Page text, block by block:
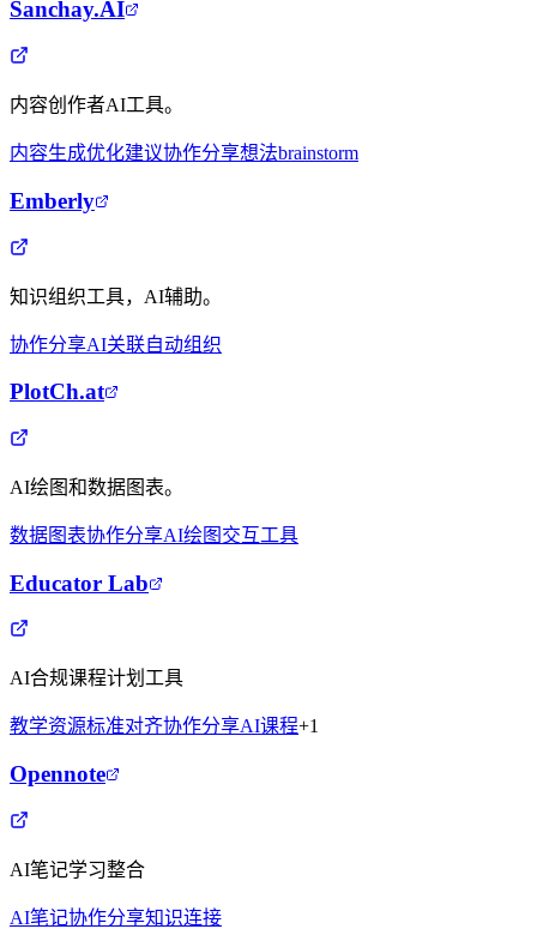
Sanchay.AI
内容创作者AI工具。
内容生成优化建议协作分享想法brainstorm
Emberly
知识组织工具，AI辅助。
协作分享AI关联自动组织
PlotCh.at
AI绘图和数据图表。
数据图表协作分享AI绘图 交互工具
Educator Lab
AI合规课程计划工具
教学资源标准对齐协作分享AI课程+1
Opennote
AI笔记学习整合
AI笔记协作分享知识连接